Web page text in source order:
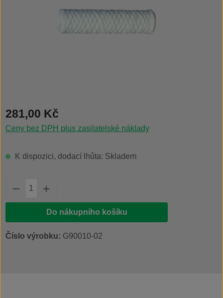
Běžná cena:
281,00 Kč
Ceny bez DPH plus zasilatelské náklady
K dispozici, dodací lhůta: Skladem
Množství produktu: Zadejte požadované
Do nákupního košíku
Číslo výrobku: G90010-02